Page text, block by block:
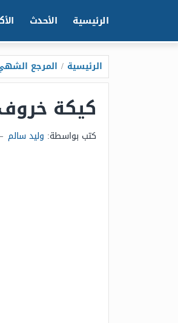
الرئيسية الأحدث
الرئيسية / المرجع
كيكة خروف
كتب بواسطة: وليد سالم